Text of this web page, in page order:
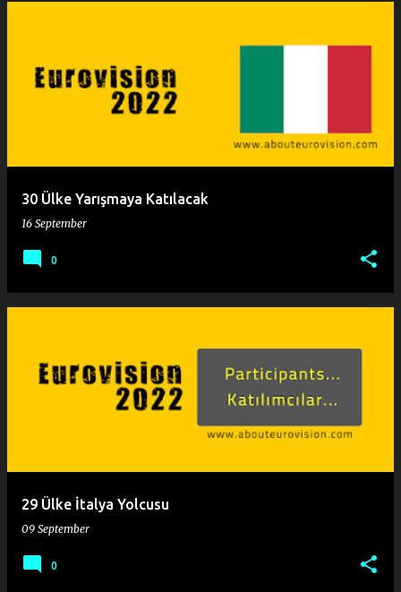
30 Ülke Yarışmaya Katılacak
16 September
0
29 Ülke İtalya Yolcusu
09 September
0